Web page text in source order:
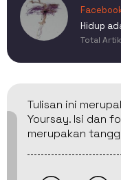
Hidup
Total
Tulisan ini
Yoursay. Isi dan
merupakan